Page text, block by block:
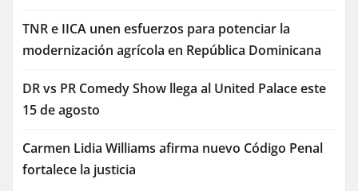
TNR e IICA unen esfuerzos para potenciar la
modernización agrícola en República Dominicana
DR vs PR Comedy Show llega al United Palace este
15 de agosto
Carmen Lidia Williams afirma nuevo Código Penal
fortalece la justicia